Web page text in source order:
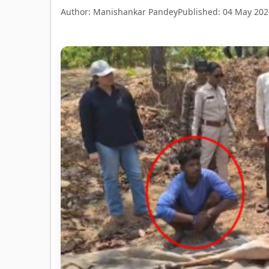
Author: Manishankar PandeyPublished: 04 May